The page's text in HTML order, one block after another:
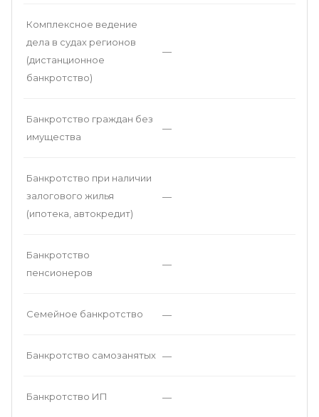
Комплексное ведение
дела в судах регионов
(дистанционное
банкротство)
—
Банкротство граждан без
имущества
—
Банкротство при наличии
залогового жилья
(ипотека, автокредит)
—
Банкротство
пенсионеров
—
Семейное банкротство —
Банкротство самозанятых —
Банкротство ИП —